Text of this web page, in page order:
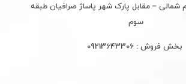
شمالی – مقابل پارک شهر پاساژ صرافیان طبقه
سوم
بخش فروش :09213643306